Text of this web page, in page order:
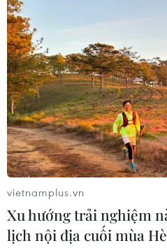
vietnamplus.vn
Xu hướng trải nghiệm
lịch nội địa cuối mùa